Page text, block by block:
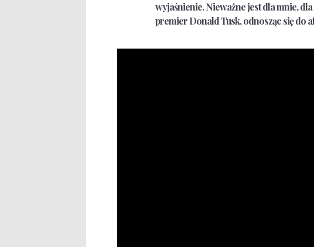
wyjaśnienie. Nieważne jest dla mnie,
premier Donald Tusk, odnosząc się do